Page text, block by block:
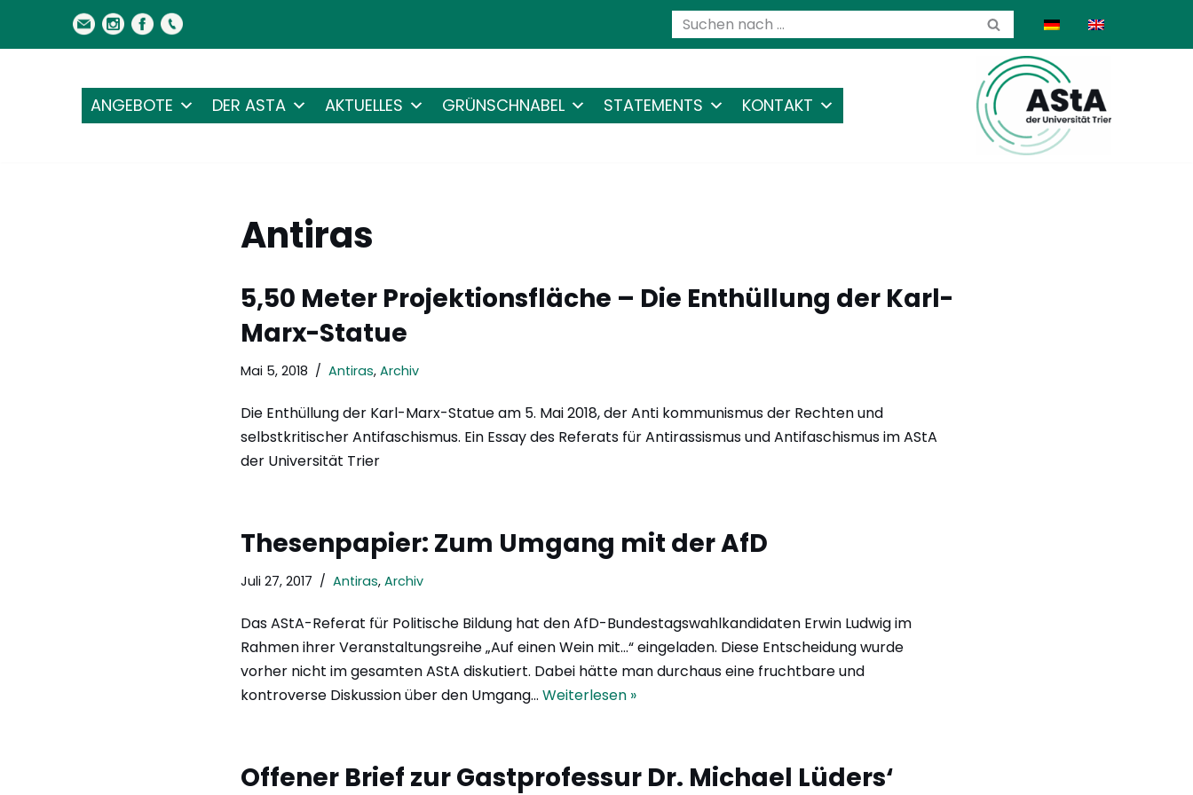
Zum
ANGEBOTE DER ASTA AKTUELLES GRÜNSCHNABEL STATEMENTS KONTAKT
Antiras
5,50 Meter Projektionsfläche – Die Enthüllung der Karl-
Marx-Statue
Mai 5, 2018 Antiras, Archiv
Die Enthüllung der Karl-Marx-Statue am 5. Mai 2018, der Anti­ kommunismus der Rechten und
selbstkritischer Antifaschismus. Ein Essay des Referats für Antirassismus und Antifaschismus im AStA
der Universität Trier
Thesenpapier: Zum Umgang mit der AfD
Juli 27, 2017 Antiras, Archiv
Das AStA-Referat für Politische Bildung hat den AfD-Bundestagswahlkandidaten Erwin Ludwig im
Rahmen ihrer Veranstaltungsreihe „Auf einen Wein mit…“ eingeladen. Diese Entscheidung wurde
vorher nicht im gesamten AStA diskutiert. Dabei hätte man durchaus eine fruchtbare und
kontroverse Diskussion über den Umgang… Weiterlesen »
Offener Brief zur Gastprofessur Dr. Michael Lüders‘